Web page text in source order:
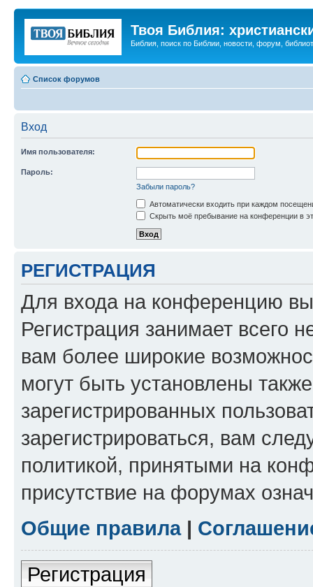
Твоя Библия:
Библия, поиск по Библии, новости, форум,
Список форумов
Вход
Имя пользователя:
Пароль:
Забыли пароль?
Автоматически входить при каждом
Скрыть моё пребывание на конференции в
РЕГИСТРАЦИЯ
Для входа на конференцию
Регистрация занимает всего
вам более широкие
могут быть установлены
зарегистрированных
зарегистрироваться, вам
политикой, принятыми на
присутствие на форумах
Общие правила|
Регистрация